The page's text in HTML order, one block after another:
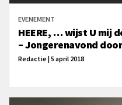
EVENEMENT
HEERE, … wijst U mij
– Jongerenavond
Redactie | 5 april 2018